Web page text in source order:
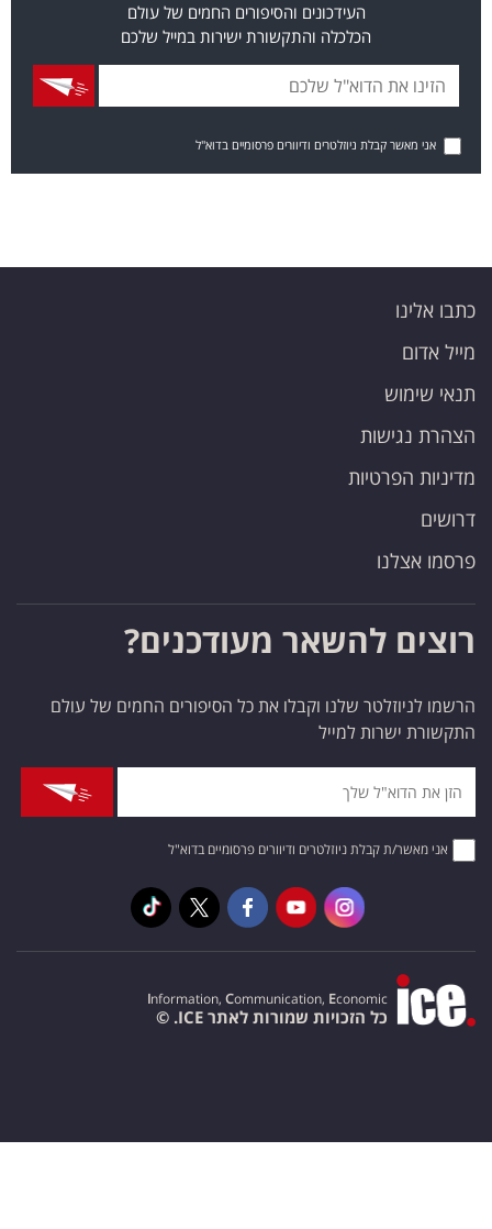
העידכונים והסיפורים החמים של עולם
הכלכלה והתקשורת ישירות במייל שלכם
אני מאשר קבלת ניוזלטרים ודיוורים פרסומיים בדוא"ל
כתבו אלינו
מייל אדום
תנאי שימוש
הצהרת נגישות
מדיניות הפרטיות
דרושים
פרסמו אצלנו
רוצים להשאר מעודכנים?
הרשמו לניוזלטר שלנו וקבלו את כל הסיפורים החמים של עולם
התקשורת ישרות למייל
אני מאשר/ת קבלת ניוזלטרים ודיוורים פרסומיים בדוא"ל
Information, Communication, Economic
כל הזכויות שמורות לאתר ICE. ©